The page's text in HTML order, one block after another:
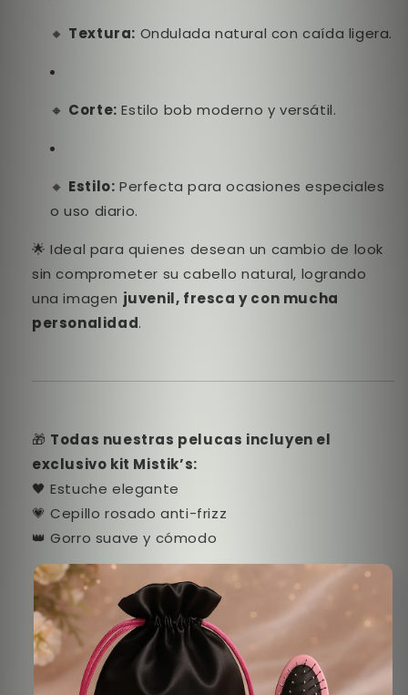
🔸 Textura: Ondulada natural con caída ligera.
🔸 Corte: Estilo bob moderno y versátil.
🔸 Estilo: Perfecta para ocasiones especiales
o uso diario.
🌟 Ideal para quienes desean un cambio de look
sin comprometer su cabello natural, logrando
una imagen juvenil, fresca y con mucha
personalidad.
🎁 Todas nuestras pelucas incluyen el
exclusivo kit Mistik’s:
🖤 Estuche elegante
💗 Cepillo rosado anti-frizz
👑 Gorro suave y cómodo